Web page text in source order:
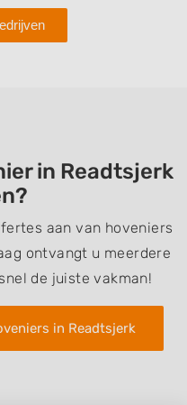
in Readtsjerk
aan van hoveniers
ontvangt u meerdere
de juiste vakman!
in Readtsjerk